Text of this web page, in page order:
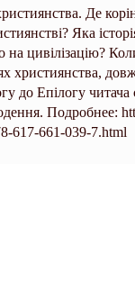
Де
Яка
на цивілізацію?
християнства,
до Епілогу
Подробнее:
617-661-039-7.html